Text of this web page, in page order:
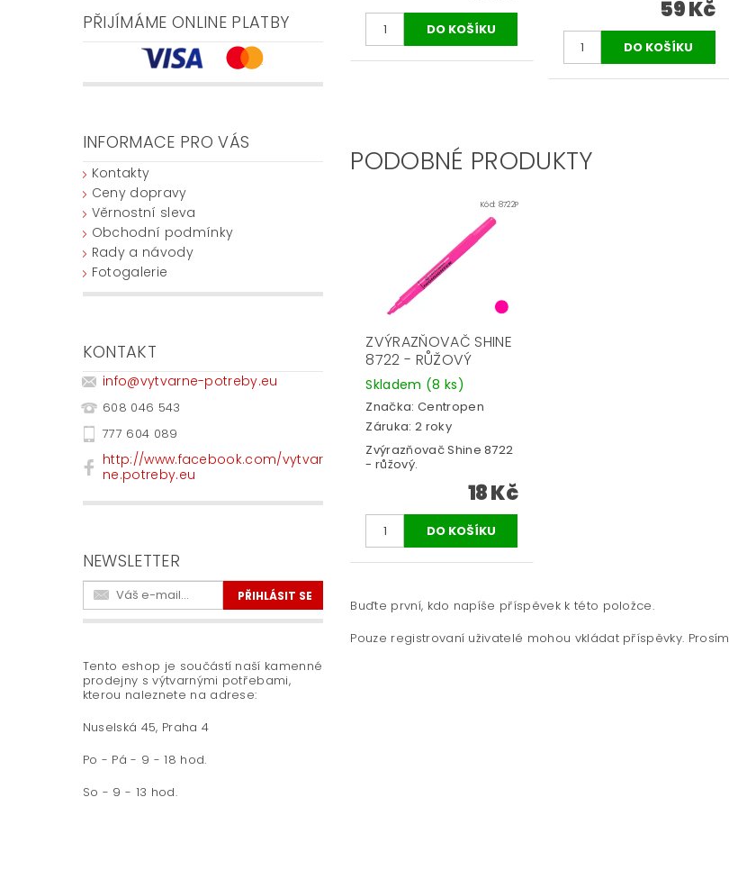
PŘIJÍMÁME ONLINE PLATBY
INFORMACE PRO VÁS
Kontakty
Ceny dopravy
Věrnostní sleva
Obchodní podmínky
Rady a návody
Fotogalerie
KONTAKT
info@vytvarne-potreby.eu
608 046 543
777 604 089
http://www.facebook.com/vytvar
ne.potreby.eu
NEWSLETTER
Tento eshop je součástí naší kamenné
prodejny s výtvarnými potřebami,
kterou naleznete na adrese:
Nuselská 45, Praha 4
Po - Pá - 9 - 18 hod.
So - 9 - 13 hod.
59 Kč
PODOBNÉ PRODUKTY
Kód: 8722P
ZVÝRAZŇOVAČ SHINE
8722 - RŮŽOVÝ
Skladem (8 ks)
Značka: Centropen
Záruka: 2 roky
Zvýrazňovač Shine 8722
- růžový.
18 Kč
Buďte první, kdo napíše příspěvek k této položce.
Pouze registrovaní uživatelé mohou vkládat příspěvky. Prosím